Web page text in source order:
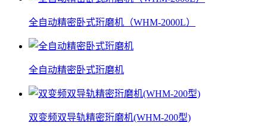
全自动精密卧式珩磨机（WHM-2000L）
全自动精密卧式珩磨机
双变频双导轨精密珩磨机(WHM-200型)